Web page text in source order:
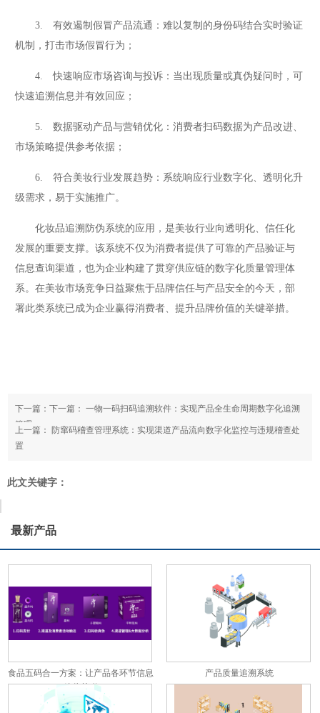
3. 有效遏制假冒产品流通：难以复制的身份码结合实时验证
机制，打击市场假冒行为；
4. 快速响应市场咨询与投诉：当出现质量或真伪疑问时，可
快速追溯信息并有效回应；
5. 数据驱动产品与营销优化：消费者扫码数据为产品改进、
市场策略提供参考依据；
6. 符合美妆行业发展趋势：系统响应行业数字化、透明化升
级需求，易于实施推广。
化妆品追溯防伪系统的应用，是美妆行业向透明化、信任化
发展的重要支撑。该系统不仅为消费者提供了可靠的产品验证与
信息查询渠道，也为企业构建了贯穿供应链的数字化质量管理体
系。在美妆市场竞争日益聚焦于品牌信任与产品安全的今天，部
署此类系统已成为企业赢得消费者、提升品牌价值的关键举措。
下一篇：下一篇：一物一码扫码追溯软件：实现产品全生命周期数字化追溯
管理
上一篇：
防窜码稽查管理系统：实现渠道产品流向数字化监控与违规稽查处
置
此文关键字：
最新产品
食品五码合一方案：让产品各环节信息
彼此关联
产品质量追溯系统